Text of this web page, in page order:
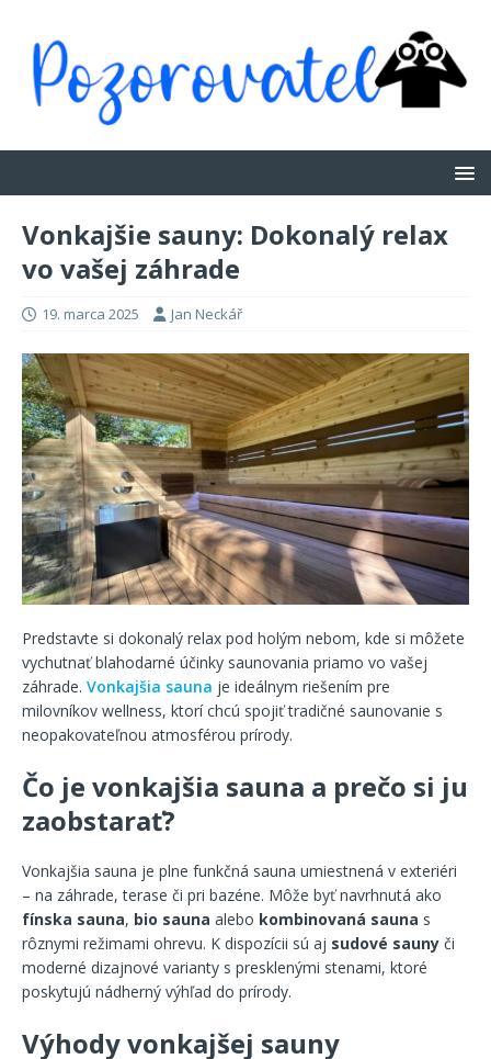
Vonkajšie sauny: Dokonalý relax
vo vašej záhrade
19. marca 2025 Jan Neckář
Predstavte si dokonalý relax pod holým nebom, kde si môžete
vychutnať blahodarné účinky saunovania priamo vo vašej
záhrade. Vonkajšia sauna je ideálnym riešením pre
milovníkov wellness, ktorí chcú spojiť tradičné saunovanie s
neopakovateľnou atmosférou prírody.
Čo je vonkajšia sauna a prečo si ju
zaobstarať?
Vonkajšia sauna je plne funkčná sauna umiestnená v exteriéri
– na záhrade, terase či pri bazéne. Môže byť navrhnutá ako
fínska sauna, bio sauna alebo kombinovaná sauna s
rôznymi režimami ohrevu. K dispozícii sú aj sudové sauny či
moderné dizajnové varianty s presklenými stenami, ktoré
poskytujú nádherný výhľad do prírody.
Výhody vonkajšej sauny